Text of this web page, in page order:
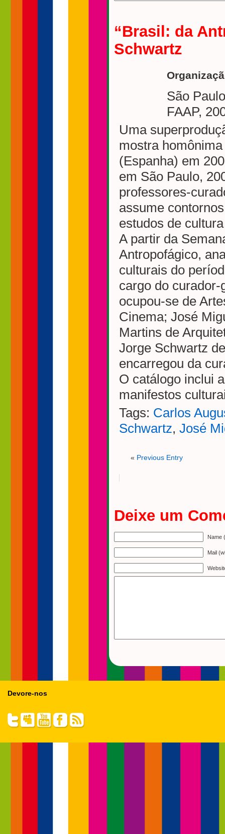
“Brasil: da
Schwartz
São
FAAP,
Uma
mostra
(Espanha) em
em São Paulo,
professores-
assume
estudos de
A partir da
Antropofágico,
culturais do
cargo do
ocupou-se de
Cinema; José
Martins de
Jorge Schwartz
encarregou da
O catálogo inclui
manifestos
Tags: Carlos
Schwartz, José
« Previous Entry
Deixe um
Name
Mail
Devore-nos